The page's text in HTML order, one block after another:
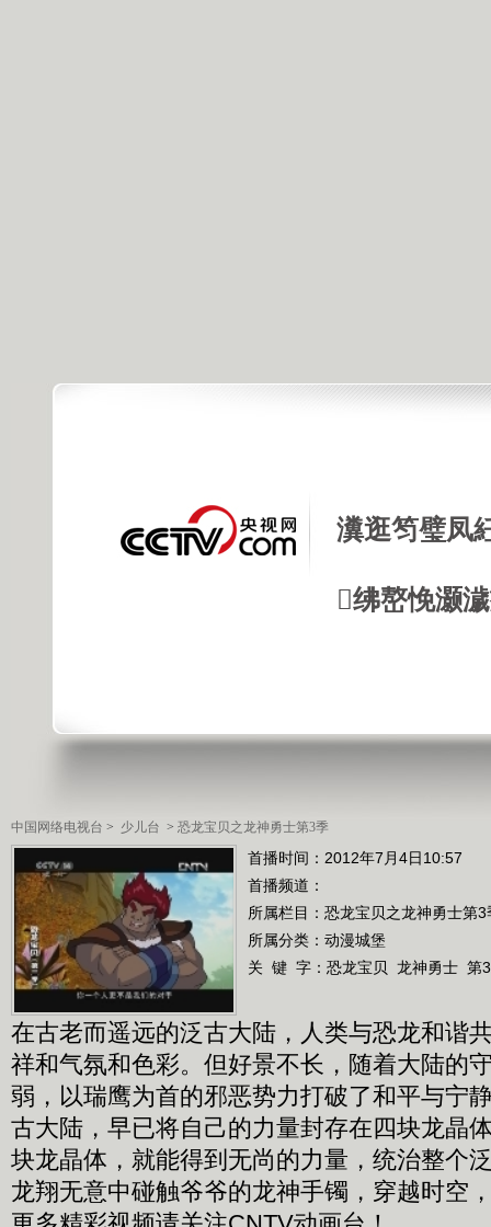
瀵逛笉璧凤
绋嶅悗灏
中国网络电视台 > 少儿台 > 恐龙宝贝之龙神勇士第3季
首播时间：2012年7月4日10:57
首播频道：
所属栏目： 恐龙宝贝之龙神勇士第3
所属分类：动漫城堡
关 键 字： 恐龙宝贝 龙神勇士 第
在古老而遥远的泛古大陆，人类与恐龙和谐
祥和气氛和色彩。但好景不长，随着大陆的
弱，以瑞鹰为首的邪恶势力打破了和平与宁
古大陆，早已将自己的力量封存在四块龙晶
块龙晶体，就能得到无尚的力量，统治整个
龙翔无意中碰触爷爷的龙神手镯，穿越时